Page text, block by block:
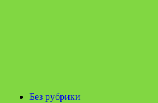
Без рубрики